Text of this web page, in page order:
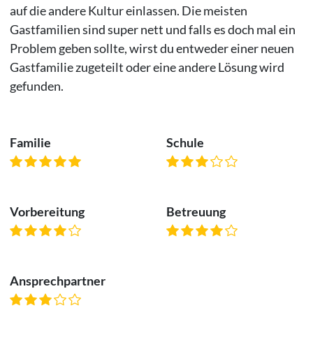
auf die andere Kultur einlassen. Die meisten
Gastfamilien sind super nett und falls es doch mal ein
Problem geben sollte, wirst du entweder einer neuen
Gastfamilie zugeteilt oder eine andere Lösung wird
gefunden.
Familie Schule
Vorbereitung Betreuung
Ansprechpartner